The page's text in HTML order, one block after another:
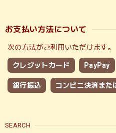
お支払い方法について
次の方法がご利用いただけます。
クレジットカード PayPay
銀行振込 コンビニ決済ま
SEARCH